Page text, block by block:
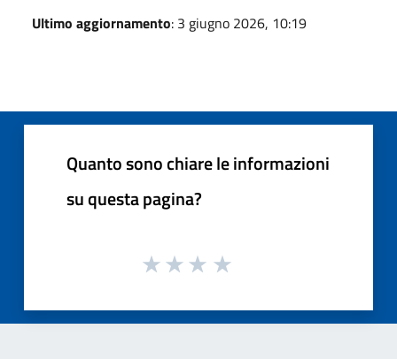
Ultimo aggiornamento: 3 giugno 2026, 10:19
Quanto sono chiare le informazioni
su questa pagina?